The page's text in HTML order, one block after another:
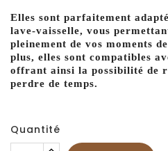
Elles sont parfaitement
lave-vaisselle, vous
pleinement de vos moments
plus, elles sont compatibles
offrant ainsi la possibilité de
perdre de temps.
Quantité